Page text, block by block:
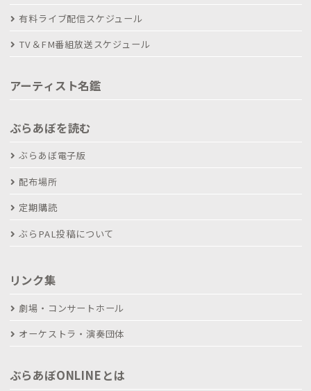
有料ライブ配信スケジュール
TV＆FM番組放送スケジュール
アーティスト名鑑
ぶらあぼを読む
ぶらあぼ電子版
配布場所
定期購読
ぶらPAL投稿について
リンク集
劇場・コンサートホール
オーケストラ・演奏団体
ぶらあぼONLINEとは